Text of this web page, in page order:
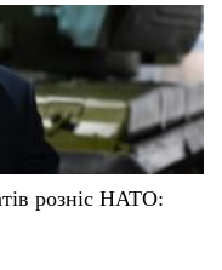
розніс НАТО: